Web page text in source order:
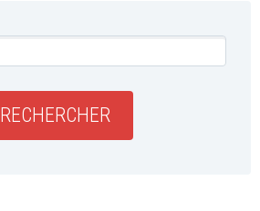
RECHERCHER